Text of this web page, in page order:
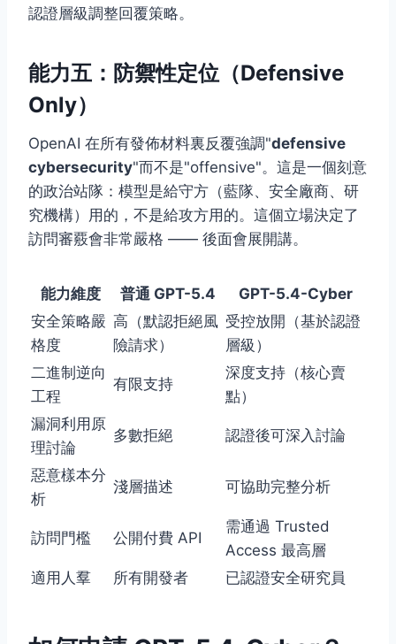
認證層級調整回覆策略。
能力五：防禦性定位（Defensive
Only）
OpenAI 在所有發佈材料裏反覆強調"defensive
cybersecurity"而不是"offensive"。這是一個刻意
的政治站隊：模型是給守方（藍隊、安全廠商、研
究機構）用的，不是給攻方用的。這個立場決定了
訪問審覈會非常嚴格 —— 後面會展開講。
能力維度 普通 GPT-5.4
GPT-5.4-Cyber
安全策略嚴
格度
高（默認拒絕風
險請求）
受控放開（基於認證
層級）
二進制逆向
工程
有限支持
深度支持（核心賣
點）
漏洞利用原
理討論
多數拒絕 認證後可深入討論
惡意樣本分
析
淺層描述 可協助完整分析
訪問門檻 公開付費 API
需通過 Trusted
Access 最高層
適用人羣
所有開發者 已認證安全研究員